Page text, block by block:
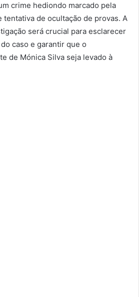
crime hediondo marcado pela
tentativa de ocultação de provas. A
será crucial para esclarecer
caso e garantir que o
de Mónica Silva seja levado à